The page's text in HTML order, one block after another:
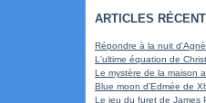
ARTICLES
Répondre à la nuit
L'ultime équation de
Le mystère de la maison
Blue moon d'Edmée de
Le jeu du furet de James